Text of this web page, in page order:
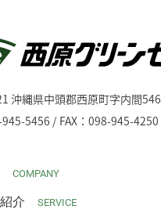
沖縄県中頭郡西原町字内間546
5456 / FAX：098-945-4250
COMPANY
介 SERVICE